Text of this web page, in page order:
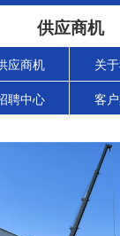
供应商机
应商机 关
聘中心 客